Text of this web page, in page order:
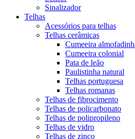
Sinalizador
Telhas
Acessórios para telhas
Telhas cerâmicas
Cumeeira
Cumeeira colonial
Pata de leão
Paulistinha natural
Telhas portuguesa
Telhas romanas
Telhas de fibrocimento
Telhas de policarbonato
Telhas de polipropileno
Telhas de vidro
Telhas de zinco